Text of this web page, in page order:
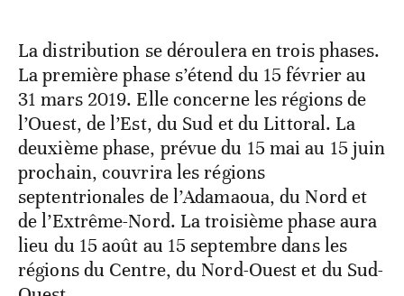
La distribution se déroulera en trois phases.
La première phase s’étend du 15 février au
31 mars 2019. Elle concerne les régions de
l’Ouest, de l’Est, du Sud et du Littoral. La
deuxième phase, prévue du 15 mai au 15 juin
prochain, couvrira les régions
septentrionales de l’Adamaoua, du Nord et
de l’Extrême-Nord. La troisième phase aura
lieu du 15 août au 15 septembre dans les
régions du Centre, du Nord-Ouest et du Sud-